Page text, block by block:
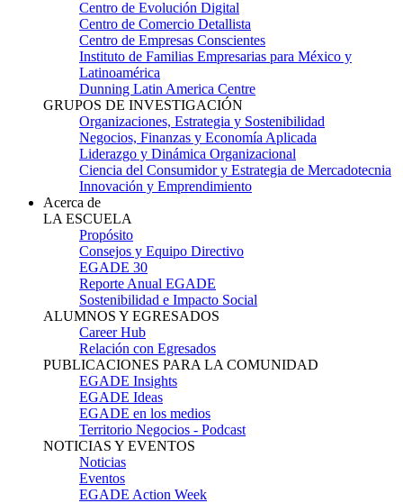
Centro de Evolución Digital
Centro de Comercio Detallista
Centro de Empresas Conscientes
Instituto de Familias Empresarias para México y
Latinoamérica
Dunning Latin America Centre
GRUPOS DE INVESTIGACIÓN
Organizaciones, Estrategia y Sostenibilidad
Negocios, Finanzas y Economía Aplicada
Liderazgo y Dinámica Organizacional
Ciencia del Consumidor y Estrategia de Mercadotecnia
Innovación y Emprendimiento
Acerca de
LA ESCUELA
Propósito
Consejos y Equipo Directivo
EGADE 30
Reporte Anual EGADE
Sostenibilidad e Impacto Social
ALUMNOS Y EGRESADOS
Career Hub
Relación con Egresados
PUBLICACIONES PARA LA COMUNIDAD
EGADE Insights
EGADE Ideas
EGADE en los medios
Territorio Negocios - Podcast
NOTICIAS Y EVENTOS
Noticias
Eventos
EGADE Action Week